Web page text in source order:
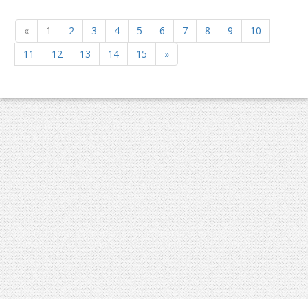
« 1 2 3 4 5 6 7 8 9
10
11
12 13 14 15 »